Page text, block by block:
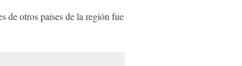
de otros países de la región fue